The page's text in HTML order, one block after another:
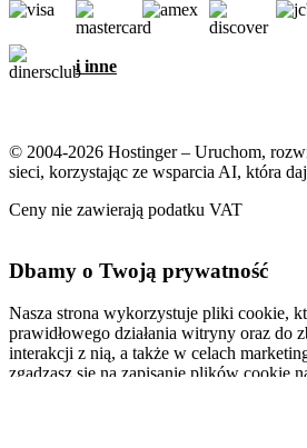
i inne
© 2004-2026 Hostinger – Uruchom,
sieci, korzystając ze wsparcia AI, która
Ceny nie zawierają podatku VAT
Dbamy o Twoją prywatność
Nasza strona wykorzystuje pliki cookie,
prawidłowego działania witryny oraz do
interakcji z nią, a także w celach
zgadzasz się na zapisanie plików cookie